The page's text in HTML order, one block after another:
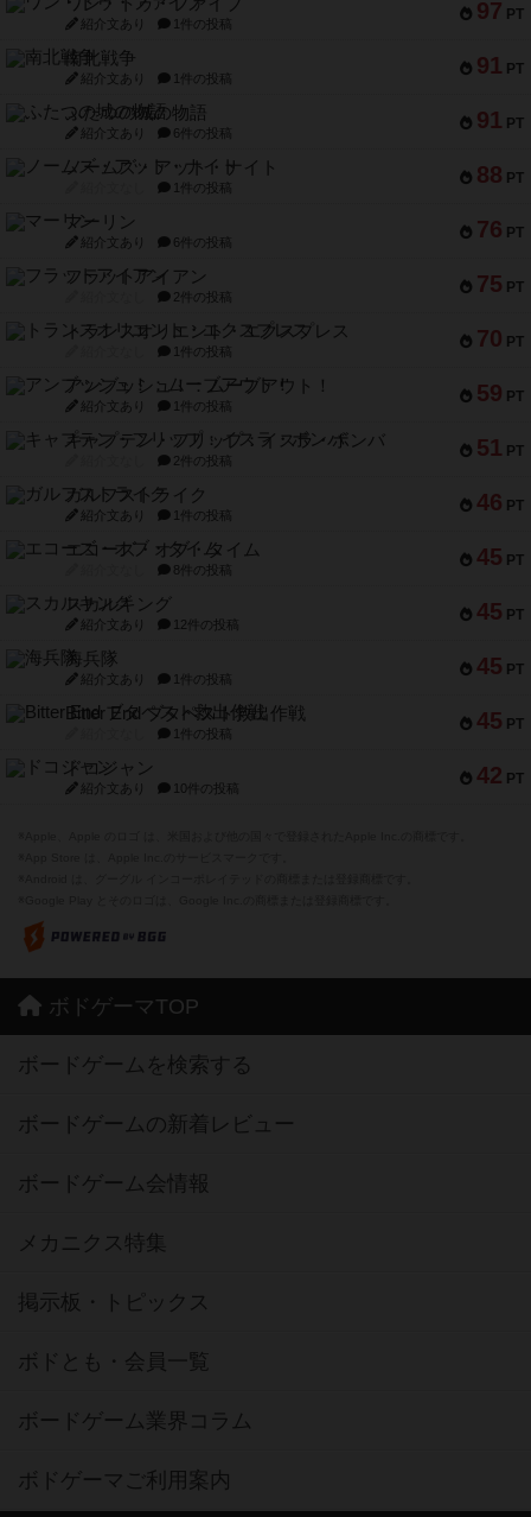
97 PT
紹介文あり 1件の投稿
91 PT
南北戦争
紹介文あり 1件の投稿
91 PT
ふたつの城の物語
紹介文あり 6件の投稿
88 PT
ノームズ・アット・ナイト
1件の投稿
76 PT
マーリン
紹介文あり 6件の投稿
75 PT
フラットアイアン
2件の投稿
70 PT
トランスオリエント・エクスプレス
1件の投稿
59 PT
アンブッシュ！：ムーブアウト！
紹介文あり 1件の投稿
51 PT
キャプテン・フリップ：イスラ・ボンバ
2件の投稿
46 PT
ガルフストライク
紹介文あり 1件の投稿
45 PT
エコーズ・オブ・タイム
8件の投稿
45 PT
スカルキング
紹介文あり 12件の投稿
45 PT
海兵隊
紹介文あり 1件の投稿
45 PT
Bitter End ブタペスト救出作戦
1件の投稿
42 PT
ドコジャン
紹介文あり 10件の投稿
ボドゲーマTOP
ボードゲームを検索する
ボードゲームの新着レビュー
ボードゲーム会情報
メカニクス特集
掲示板・トピックス
ボドとも・会員一覧
ボードゲーム業界コラム
ボドゲーマご利用案内